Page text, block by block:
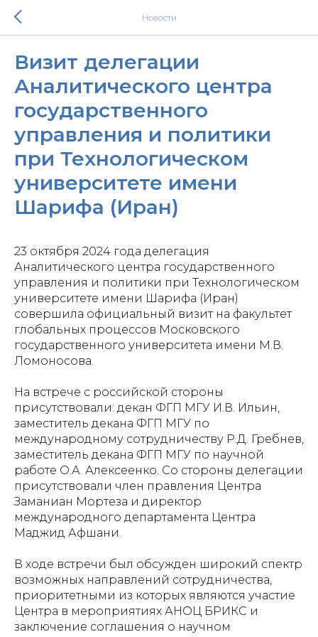
Новости
Визит делегации
Аналитического центра
государственного
управления и политики
при Технологическом
университете имени
Шарифа (Иран)
23 октября 2024 года делегация
Аналитического центра государственного
управления и политики при Технологическом
университете имени Шарифа (Иран)
совершила официальный визит на факультет
глобальных процессов Московского
государственного университета имени М.В.
Ломоносова.
На встрече с российской стороны
присутствовали: декан ФГП МГУ И.В. Ильин,
заместитель декана ФГП МГУ по
международному сотрудничеству Р.Д. Гребнев,
заместитель декана ФГП МГУ по научной
работе О.А. Алексеенко. Со стороны делегации
присутствовали член правления Центра
Заманиан Мортеза и директор
международного департамента Центра
Маджид Афшани.
В ходе встречи был обсужден широкий спектр
возможных направлений сотрудничества,
приоритетными из которых являются участие
Центра в мероприятиях АНОЦ БРИКС и
заключение соглашения о научном